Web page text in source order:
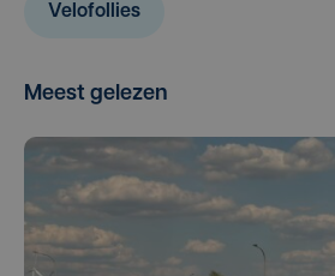
Velofollies
Meest gelezen